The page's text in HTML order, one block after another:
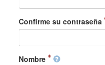
Confirme su contraseña
Nombre